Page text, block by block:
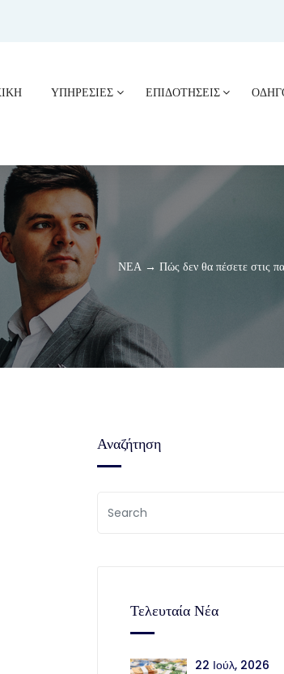
ΥΠΗΡΕΣΙΕΣ ΕΠΙΔΟΤΗΣΕΙΣ
ΝΕΑ → Πώς δεν θα πέσετε στις
Αναζήτηση
Τελευταία Νέα
22 Ιούλ, 2026